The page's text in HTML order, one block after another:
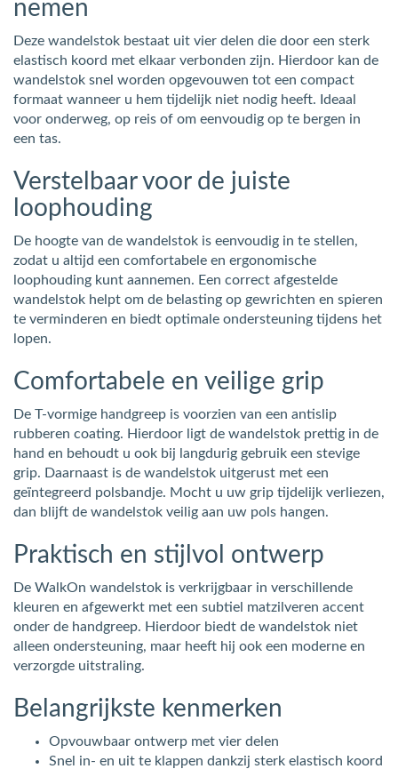
nemen
Deze wandelstok bestaat uit vier delen die door een sterk
elastisch koord met elkaar verbonden zijn. Hierdoor kan de
wandelstok snel worden opgevouwen tot een compact
formaat wanneer u hem tijdelijk niet nodig heeft. Ideaal
voor onderweg, op reis of om eenvoudig op te bergen in
een tas.
Verstelbaar voor de juiste
loophouding
De hoogte van de wandelstok is eenvoudig in te stellen,
zodat u altijd een comfortabele en ergonomische
loophouding kunt aannemen. Een correct afgestelde
wandelstok helpt om de belasting op gewrichten en spieren
te verminderen en biedt optimale ondersteuning tijdens het
lopen.
Comfortabele en veilige grip
De T-vormige handgreep is voorzien van een antislip
rubberen coating. Hierdoor ligt de wandelstok prettig in de
hand en behoudt u ook bij langdurig gebruik een stevige
grip. Daarnaast is de wandelstok uitgerust met een
geïntegreerd polsbandje. Mocht u uw grip tijdelijk verliezen,
dan blijft de wandelstok veilig aan uw pols hangen.
Praktisch en stijlvol ontwerp
De WalkOn wandelstok is verkrijgbaar in verschillende
kleuren en afgewerkt met een subtiel matzilveren accent
onder de handgreep. Hierdoor biedt de wandelstok niet
alleen ondersteuning, maar heeft hij ook een moderne en
verzorgde uitstraling.
Belangrijkste kenmerken
Opvouwbaar ontwerp met vier delen
Snel in- en uit te klappen dankzij sterk elastisch koord